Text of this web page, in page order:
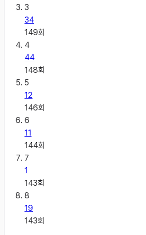
3
34
149회
4
44
148회
5
12
146회
6
11
144회
7
1
143회
8
19
143회